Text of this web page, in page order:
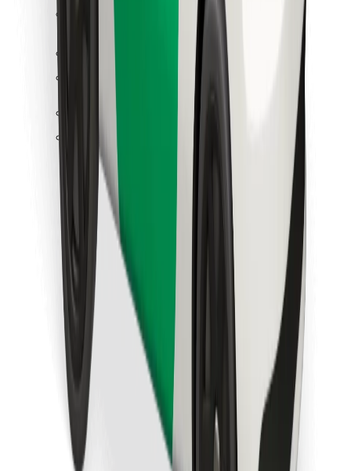
Sikkerhet
Få en tur på minutter!
Last ned Bolt-appen
Finn yndlingsmaten din!